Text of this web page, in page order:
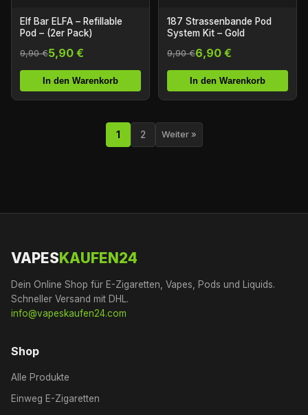
Elf Bar ELFA – Refillable
Pod – (2er Pack)
9,90 €5,90 €
In den Warenkorb
187 Strassenbande Pod
System Kit – Gold
9,90 €6,90 €
In den Warenkorb
1 2 Weiter »
VAPESKAUFEN24
Dein Online Shop für E-Zigaretten, Vapes, Pods und Liquids.
Schneller Versand mit DHL.
info@vapeskaufen24.com
Shop
Alle Produkte
Einweg E-Zigaretten